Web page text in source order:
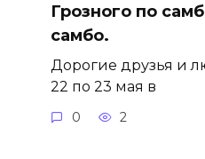
Грозного по
самбо.
Дорогие друзья и
22 по 23 мая в
0 2